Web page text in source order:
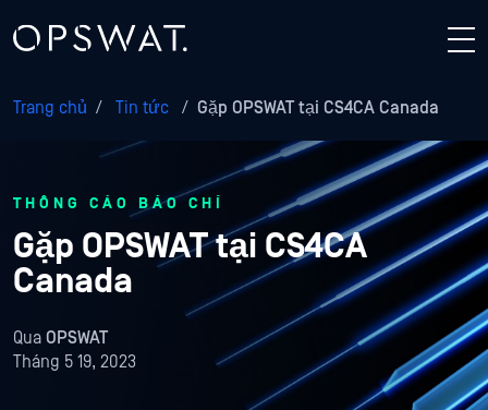
Trang chủ / Tin tức / Gặp OPSWAT tại CS4CA Canada
THÔNG CÁO BÁO CHÍ
Gặp OPSWAT tại CS4CA
Canada
Qua OPSWAT
Tháng 5 19, 2023